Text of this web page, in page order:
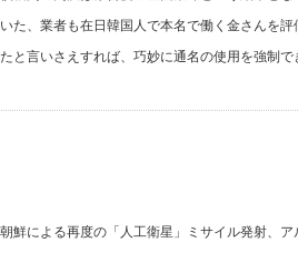
た、業者も在日韓国人で本名で働く金さんを
と言いさえすれば、巧妙に通名の使用を強制で
鮮による再度の「人工衛星」ミサイル発射、